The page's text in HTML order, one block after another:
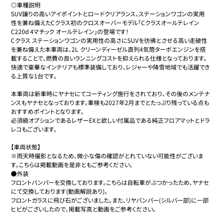
◎車種説明
SUV譲りの高いアイポイントとロードクリアランス、ステーションワゴンの実用
性を兼ね備えたCクラス初のクロスオーバーモデル「Cクラスオールテレイン
C220d 4マチック オールテレイン」の登場です！
Cクラス ステーションワゴンの実用性の高さにSUVを彷彿とさせる高い走破性
を兼ね備えた本車両は、2L クリーンディーゼル直列4気筒ターボエンジンを搭
載することで、燃費の良いランニングコストを抑えられる仕様となっております。
快適で豪華なインテリアも標準装備しており、レジャーや降雪地域でも活躍でき
る上質な1台です。
本車両は新車時にヤナセにてコーティング施行をされており、その後のメンテナ
ンスもヤナセとなっております。車検も2027年2月までとたっぷり残っている点も
おすすめポイントとなります。
必須級オプションであるレザーEXと欲しい付属品である純正フロアマットとドラ
レコもございます。
【車両状態】
※雨天時撮影となるため、微小な傷の確認がとれていない可能性がございま
す。こちらは掲載動画を是非ともご参考ください。
●外装
フロントバンパーを交換しております。こちらは自転車がぶつかったため、ヤナセ
にて交換しております(動画解説あり)。
フロントガラスに飛び石がございました。また、リヤバンパー(シルバー部)に一部
ヒビがございしたので、掲載写真と動画をご参考ください。